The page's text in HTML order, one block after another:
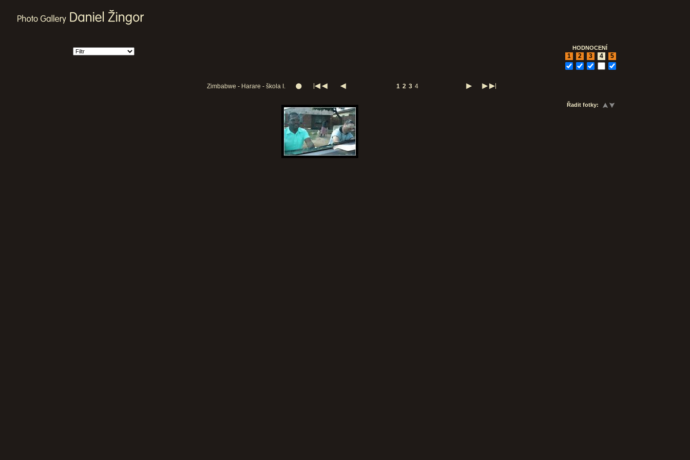
HODNOCENÍ
1 2 3 4 5
Řadit fotky:
Zimbabwe - Harare - škola I. 1 2 3 4